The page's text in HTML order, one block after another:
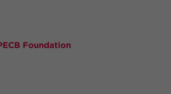
Foundation